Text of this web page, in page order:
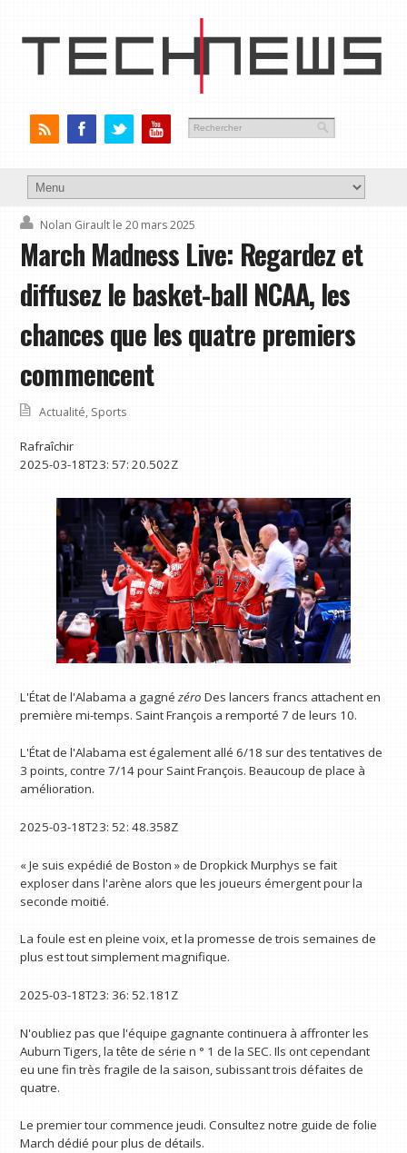
Nolan Girault le 20 mars 2025
March Madness Live: Regardez et
diffusez le basket-ball NCAA, les
chances que les quatre premiers
commencent
Actualité, Sports
Rafraîchir
2025-03-18T23: 57: 20.502Z
L'État de l'Alabama a gagnézéro Des lancers francs attachent en
première mi-temps. Saint François a remporté 7 de leurs 10.
L'État de l'Alabama est également allé 6/18 sur des tentatives de
3 points, contre 7/14 pour Saint François. Beaucoup de place à
amélioration.
2025-03-18T23: 52: 48.358Z
« Je suis expédié de Boston » de Dropkick Murphys se fait
exploser dans l'arène alors que les joueurs émergent pour la
seconde moitié.
La foule est en pleine voix, et la promesse de trois semaines de
plus est tout simplement magnifique.
2025-03-18T23: 36: 52.181Z
N'oubliez pas que l'équipe gagnante continuera à affronter les
Auburn Tigers, la tête de série n ° 1 de la SEC. Ils ont cependant
eu une fin très fragile de la saison, subissant trois défaites de
quatre.
Le premier tour commence jeudi. Consultez notre guide de folie
March dédié pour plus de détails.